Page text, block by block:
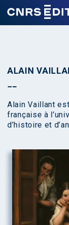
ALAIN
Alain Vaillant
française à
d’histoire et